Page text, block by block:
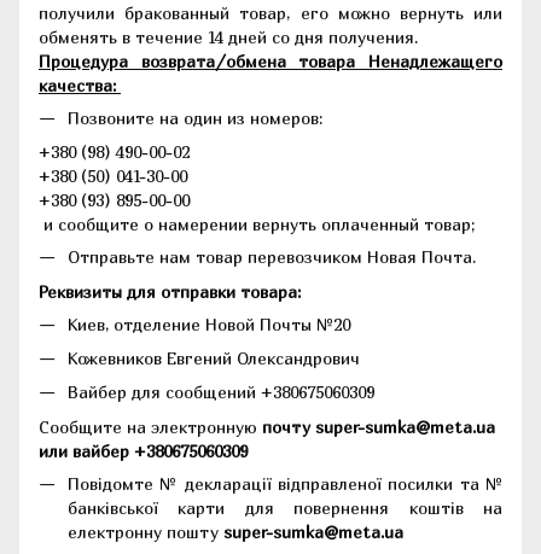
получили бракованный товар, его можно вернуть или
обменять в течение 14 дней со дня получения.
Процедура возврата/обмена товара Ненадлежащего
качества:
Позвоните на один из номеров:
+380 (98) 490-00-02
+380 (50) 041-30-00
+380 (93) 895-00-00
и сообщите о намерении вернуть оплаченный товар;
Отправьте нам товар перевозчиком Новая Почта.
Реквизиты для отправки товара:
Киев, отделение Новой Почты №20
Кожевников Евгений Олександрович
Вайбер для сообщений +380675060309
Сообщите на электронную почту super-sumka@meta.ua
или вайбер +380675060309
Повідомте № декларації відправленої посилки та №
банківської карти для повернення коштів на
електронну пошту super-sumka@meta.ua